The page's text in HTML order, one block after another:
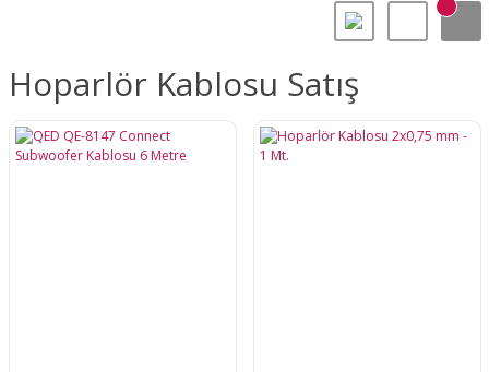
Hoparlör Kablosu Satış